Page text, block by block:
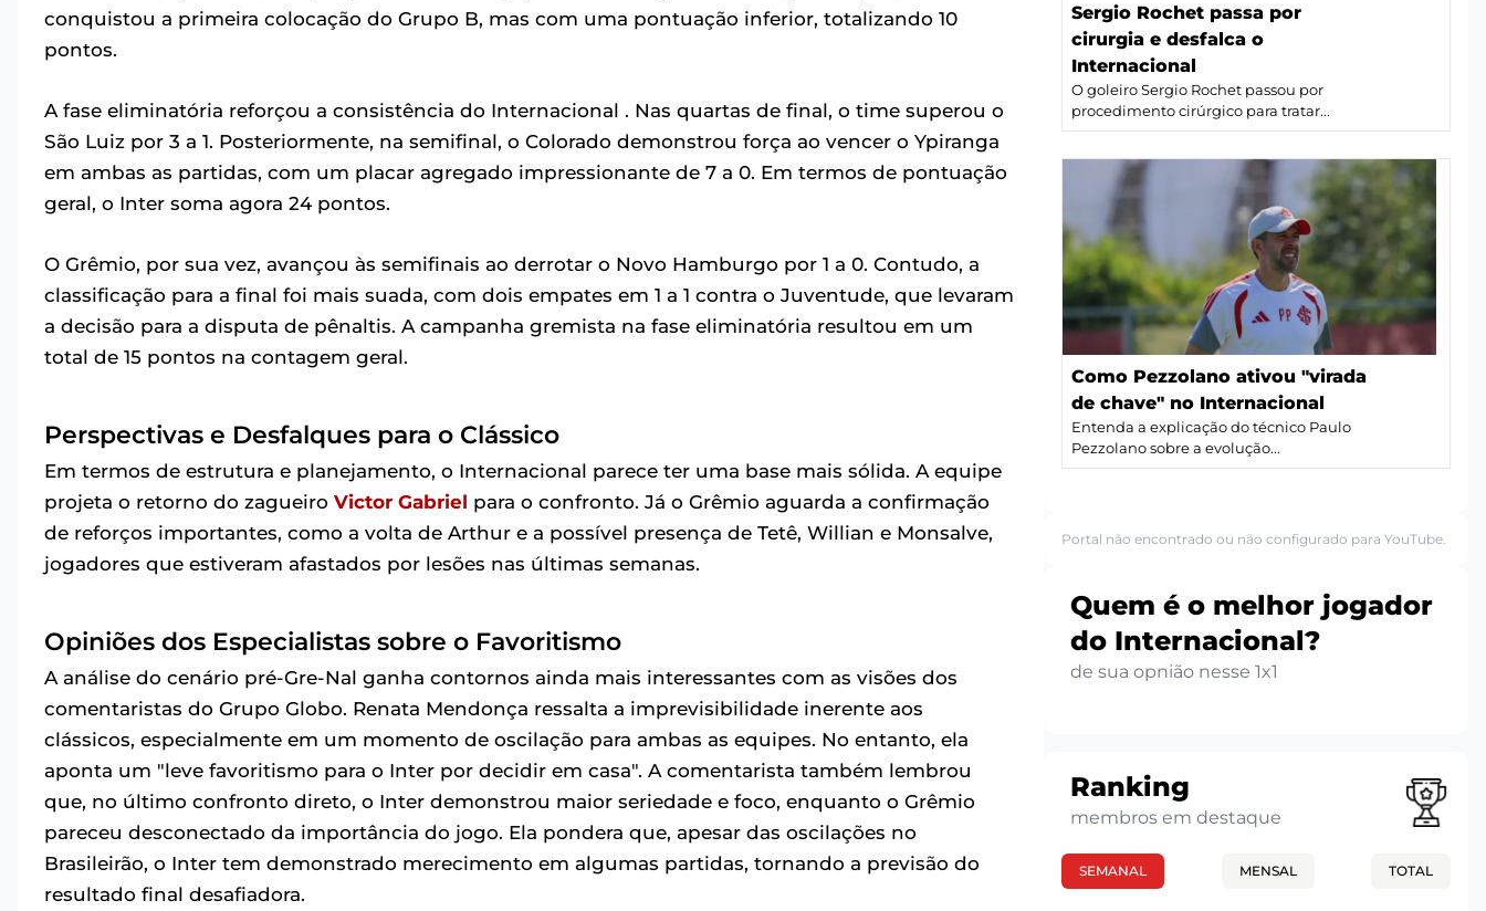
conquistou a primeira colocação do Grupo B, mas com uma pontuação inferior, totalizando 10
pontos.
A fase eliminatória reforçou a consistência do Internacional . Nas quartas de final, o time superou o
São Luiz por 3 a 1. Posteriormente, na semifinal, o Colorado demonstrou força ao vencer o Ypiranga
em ambas as partidas, com um placar agregado impressionante de 7 a 0. Em termos de pontuação
geral, o Inter soma agora 24 pontos.
O Grêmio, por sua vez, avançou às semifinais ao derrotar o Novo Hamburgo por 1 a 0. Contudo, a
classificação para a final foi mais suada, com dois empates em 1 a 1 contra o Juventude, que levaram
a decisão para a disputa de pênaltis. A campanha gremista na fase eliminatória resultou em um
total de 15 pontos na contagem geral.
Perspectivas e Desfalques para o Clássico
Em termos de estrutura e planejamento, o Internacional parece ter uma base mais sólida. A equipe
projeta o retorno do zagueiro Victor Gabriel para o confronto. Já o Grêmio aguarda a confirmação
de reforços importantes, como a volta de Arthur e a possível presença de Tetê, Willian e Monsalve,
jogadores que estiveram afastados por lesões nas últimas semanas.
Opiniões dos Especialistas sobre o Favoritismo
A análise do cenário pré-Gre-Nal ganha contornos ainda mais interessantes com as visões dos
comentaristas do Grupo Globo. Renata Mendonça ressalta a imprevisibilidade inerente aos
clássicos, especialmente em um momento de oscilação para ambas as equipes. No entanto, ela
aponta um "leve favoritismo para o Inter por decidir em casa". A comentarista também lembrou
que, no último confronto direto, o Inter demonstrou maior seriedade e foco, enquanto o Grêmio
pareceu desconectado da importância do jogo. Ela pondera que, apesar das oscilações no
Brasileirão, o Inter tem demonstrado merecimento em algumas partidas, tornando a previsão do
resultado final desafiadora.
Sergio Rochet passa por
cirurgia e desfalca o
Internacional
O goleiro Sergio Rochet passou por
procedimento cirúrgico para tratar...
Como Pezzolano ativou "virada
de chave" no Internacional
Entenda a explicação do técnico Paulo
Pezzolano sobre a evolução...
Portal não encontrado ou não configurado para YouTube.
Quem é o melhor jogador
do Internacional?
de sua opnião nesse 1x1
Ranking
membros em destaque
SEMANAL MENSAL TOTAL